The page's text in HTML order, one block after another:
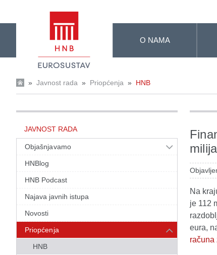
O NAMA
» Javnost rada » Priopćenja » HNB
JAVNOST RADA
Objašnjavamo
HNBlog
HNB Podcast
Najava javnih istupa
Novosti
Priopćenja
HNB
Na
je 112
eura,
računa